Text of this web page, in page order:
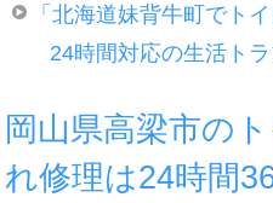
「北海道妹背牛町でト
24時間対応の生活ト
岡山県高梁市の
れ修理は24時間